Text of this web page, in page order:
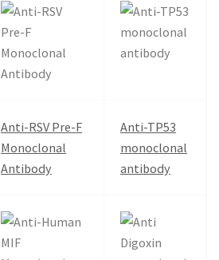
Anti-RSV Pre-F
Monoclonal
Antibody
Anti-TP53
monoclonal
antibody